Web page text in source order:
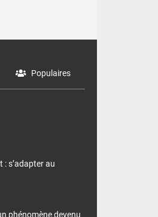
Populaires
s’adapter au
phénomène devenu